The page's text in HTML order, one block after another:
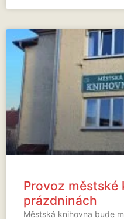
Provoz
prázdninách
Městská knihovna bude